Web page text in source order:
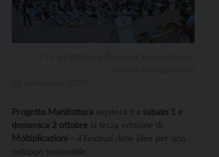
Progetto Manifattura ospiterà tra sabato 1 e
domenica 2 ottobre la terza edizione di
Moltiplicazioni – il Festival delle idee per uno
sviluppo sostenibile.